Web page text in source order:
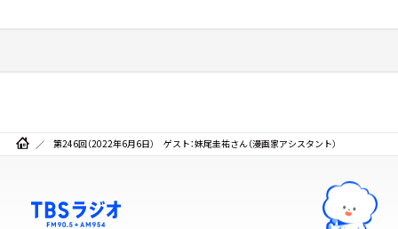
第246回（2022年6月6日） ゲスト：妹尾圭祐さん（漫画家アシスタント）